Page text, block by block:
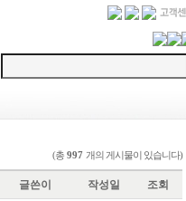
(총 997 개의 게시물이 있습니다)
글쓴이 작성일 조회